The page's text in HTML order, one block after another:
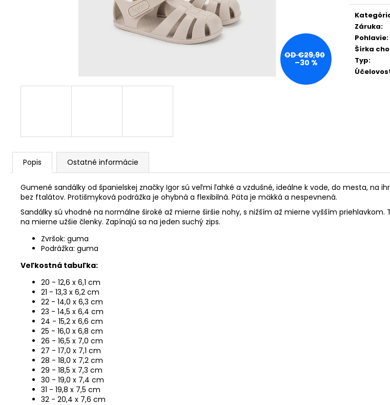
cena:
Záruka:
Pohlavie:
Šírka
Typ:
OD €29,90
–30 %
Popis Ostatné informácie
Gumené sandálky od španielskej značky Igor sú veľmi ľahké a vzdušné, ideálne k vode, do mesta, na
bez ftalátov. Protišmyková podrážka je ohybná a flexibilná. Päta je mäkká a nespevnená.
Sandálky sú vhodné na normálne široké až mierne širšie nohy, s nižším až mierne vyšším
na mierne užšie členky. Zapínajú sa na jeden suchý zips.
Zvršok: guma
Podrážka: guma
Veľkostná tabuľka:
20 - 12,6 x 6,1 cm
21 - 13,3 x 6,2 cm
22 - 14,0 x 6,3 cm
23 - 14,5 x 6,4 cm
24 - 15,2 x 6,6 cm
25 - 16,0 x 6,8 cm
26 - 16,5 x 7,0 cm
27 - 17,0 x 7,1 cm
28 - 18,0 x 7,2 cm
29 - 18,5 x 7,3 cm
30 - 19,0 x 7,4 cm
31 - 19,8 x 7,5 cm
32 - 20,4 x 7,6 cm